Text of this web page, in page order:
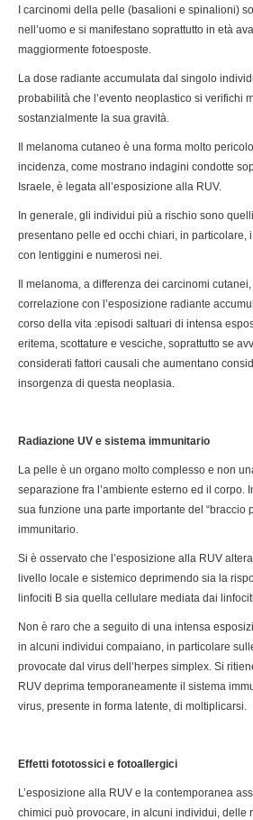
I carcinomi della pelle (basalioni e spinalioni)
nell’uomo e si manifestano soprattutto in età
maggiormente fotoesposte.
La dose radiante accumulata dal singolo
probabilità che l’evento neoplastico si verifichi
sostanzialmente la sua gravità.
Il melanoma cutaneo è una forma molto
incidenza, come mostrano indagini condotte
Israele, è legata all’esposizione alla RUV.
In generale, gli individui più a rischio sono
presentano pelle ed occhi chiari, in particolare,
con lentiggini e numerosi nei.
Il melanoma, a differenza dei carcinomi
correlazione con l’esposizione radiante
corso della vita :episodi saltuari di intensa
eritema, scottature e vesciche, soprattutto se
considerati fattori causali che aumentano
insorgenza di questa neoplasia.
Radiazione UV e sistema immunitario
La pelle è un organo molto complesso e non
separazione fra l’ambiente esterno ed il corpo.
sua funzione una parte importante del “braccio
immunitario.
Si è osservato che l’esposizione alla RUV
livello locale e sistemico deprimendo sia la
linfociti B sia quella cellulare mediata dai
Non è raro che a seguito di una intensa
in alcuni individui compaiano, in particolare
provocate dal virus dell’herpes simplex. Si
RUV deprima temporaneamente il sistema
virus, presente in forma latente, di moltiplicarsi.
Effetti fototossici e fotoallergici
L’esposizione alla RUV e la contemporanea
chimici può provocare, in alcuni individui, delle